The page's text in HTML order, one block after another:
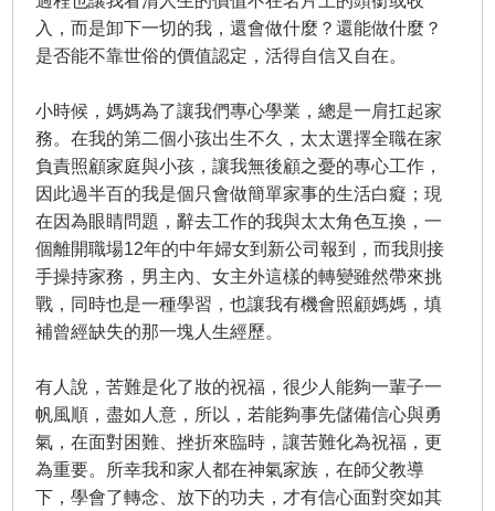
入，而是卸下一切的我，還會做什麼？還能做什麼？
是否能不靠世俗的價值認定，活得自信又自在。
小時候，媽媽為了讓我們專心學業，總是一肩扛起家
務。在我的第二個小孩出生不久，太太選擇全職在家
負責照顧家庭與小孩，讓我無後顧之憂的專心工作，
因此過半百的我是個只會做簡單家事的生活白癡；現
在因為眼睛問題，辭去工作的我與太太角色互換，一
個離開職場12年的中年婦女到新公司報到，而我則接
手操持家務，男主內、女主外這樣的轉變雖然帶來挑
戰，同時也是一種學習，也讓我有機會照顧媽媽，填
補曾經缺失的那一塊人生經歷。
有人說，苦難是化了妝的祝福，很少人能夠一輩子一
帆風順，盡如人意，所以，若能夠事先儲備信心與勇
氣，在面對困難、挫折來臨時，讓苦難化為祝福，更
為重要。所幸我和家人都在神氣家族，在師父教導
下，學會了轉念、放下的功夫，才有信心面對突如其